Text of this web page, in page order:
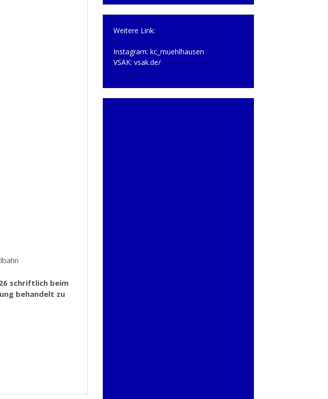
schriftlich beim
behandelt zu
Weitere Link:
Instagram: kc_muehlhausen
VSAK: vsak.de/